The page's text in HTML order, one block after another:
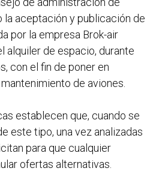
la aceptación y publicación de
por la empresa Brok-air
alquiler de espacio, durante
con el fin de poner en
de aviones.
establecen que, cuando se
este tipo, una vez analizadas
para que cualquier
ofertas alternativas.